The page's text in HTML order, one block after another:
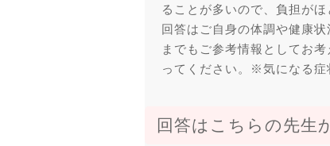
ることが多いので、負担が
回答はご自身の体調や健康
までもご参考情報としてお
ってください。※気になる症
回答はこちらの先生